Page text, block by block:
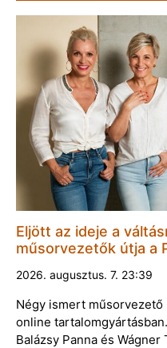
Eljött az ideje a
műsorvezetők útja a
2026. augusztus. 7. 23:39
Négy ismert
online
Balázsy Panna és